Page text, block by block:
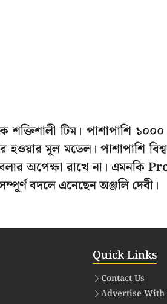
টিম। পাশাপাশি
মূল মডেল। পাশাপাশি
অপেক্ষা রাখে না। এমনকি
বদলে এনেছেন অঞ্জলি দেবী।
Quick Links
Contact Us
Advertise With